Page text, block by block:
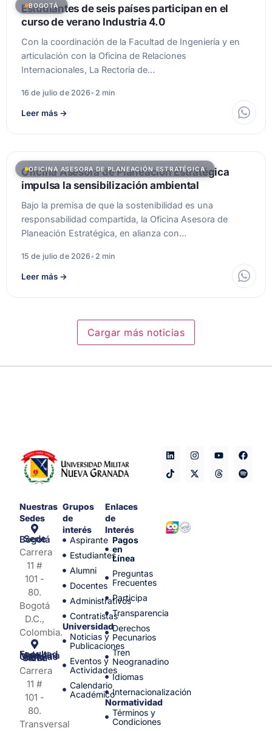
BOGOTÁ
Estudiantes de seis países participan en el
curso de verano Industria 4.0
Con la coordinación de la Facultad de Ingeniería y en
articulación con la Oficina de Relaciones
Internacionales, La Rectoría de…
16 de julio de 2026• 2 min
Leer más →
OFICINA ASESORA DE PLANEACIÓN ESTRATÉGICA
Oficina Asesora de Planeación Estratégica
impulsa la sensibilización ambiental
Bajo la premisa de que la sostenibilidad es una
responsabilidad compartida, la Oficina Asesora de
Planeación Estratégica, en alianza con…
15 de julio de 2026• 2 min
Leer más →
Cargar más noticias
Nuestras
Sedes
Sede Bogotá
Carrera
11 #
101 -
80.
Bogotá
D.C.,
Colombia.
Facultad de Medicina y Ciencias de la Salud
Carrera
11 #
101 -
80.
Transversal
Grupos
de
interés
Aspirante
Estudiantes
Alumni
Docentes
Administrativos
Contratistas
Universidad
Noticias y
Publicaciones
Eventos y
Actividades
Calendario
Académico
Enlaces
de
Interés
Pagos
en
Línea
Preguntas
Frecuentes
Participa
Transparencia
Derechos
Pecunarios
Tren
Neogranadino
Idiomas
Internacionalización
Normatividad
Términos y
Condiciones